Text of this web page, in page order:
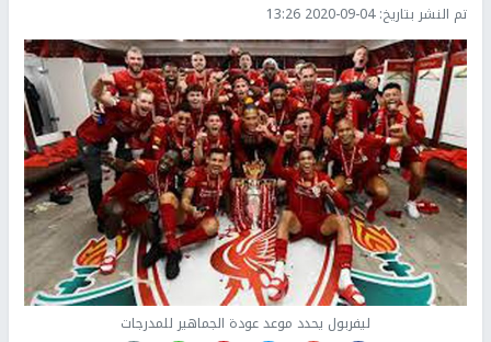
تم النشر بتاريخ:2020-09-04 13:26
ليفربول يحدد موعد عودة الجماهير للمدرجات